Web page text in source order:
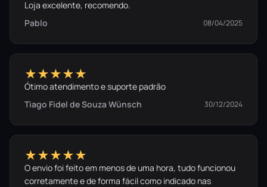
Loja excelente, recomendo.
Pablo
08/04/2025
★★★★★
Ótimo atendimento e suporte padrão
Tiago Fidel de Souza Wünsch
30/12/2024
★★★★★
O envio foi feito em menos de uma hora, tudo funcionou
corretamente e de forma fácil como indicado nas